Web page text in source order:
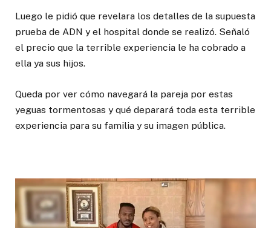
Luego le pidió que revelara los detalles de la supuesta
prueba de ADN y el hospital donde se realizó. Señaló
el precio que la terrible experiencia le ha cobrado a
ella ya sus hijos.
Queda por ver cómo navegará la pareja por estas
yeguas tormentosas y qué deparará toda esta terrible
experiencia para su familia y su imagen pública.